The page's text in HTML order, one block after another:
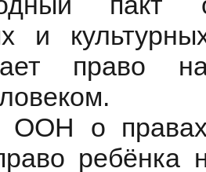
и
право
ООН о
ребёнка